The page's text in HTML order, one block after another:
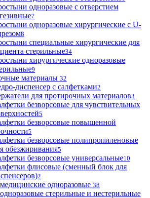
одноразовые с отверстием
7
одноразовые хирургические с U-
8
специальные хирургические для
стерильные34
хирургические одноразовые
9
материалы 32
диспенсер с салфетками2
для протирочных материалов3
безворсовые для чувствительных
5
безворсовые повышенной
5
безворсовые полипропиленовые
обезжиривания5
безворсовые универсальные10
флисовые (сменный блок для
2
одноразовые 38
стерильные и нестерильные